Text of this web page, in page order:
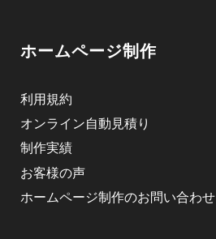
ホームページ制作
利用規約
オンライン自動見積り
制作実績
お客様の声
ホームページ制作のお問い合わせ